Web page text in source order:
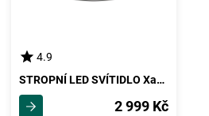
4.9
STROPNÍ LED SVÍTIDLO Xaver -Tuya-
2 999 Kč